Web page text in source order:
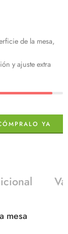
de la mesa,
y ajuste extra
YA
mesa